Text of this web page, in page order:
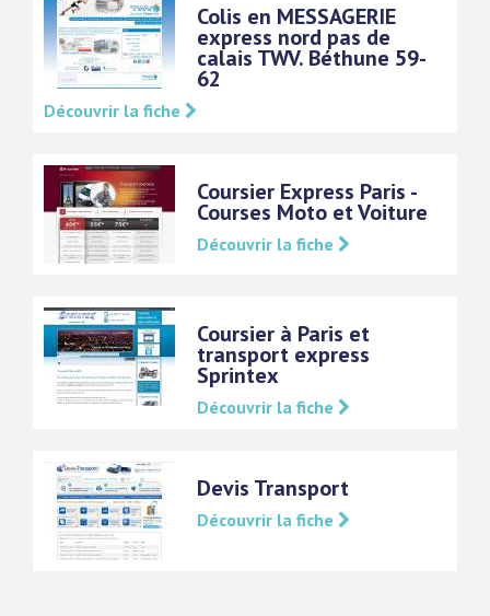
Colis en MESSAGERIE
express nord pas de
calais TWV. Béthune 59-
62
Découvrir la fiche
Coursier Express Paris -
Courses Moto et Voiture
Découvrir la fiche
Coursier à Paris et
transport express
Sprintex
Découvrir la fiche
Devis Transport
Découvrir la fiche